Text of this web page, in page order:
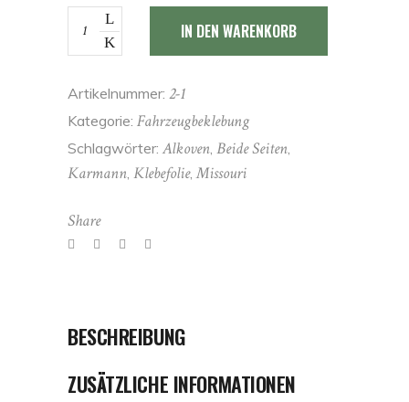
Karmann
Colorado
Klebefolie
für
quantity
IN DEN WARENKORB
Artikelnummer: 2-1
Kategorie: Fahrzeugbeklebung
Schlagwörter: Alkoven Beide Seiten
Karmann Klebefolie, Missouri
Share
BESCHREIBUNG
ZUSÄTZLICHE INFORMATIONEN